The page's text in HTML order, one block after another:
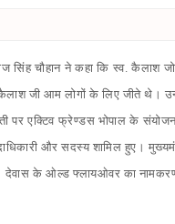
सिंह चौहान ने कहा कि स्व.
जी आम लोगों के लिए जीते थे।
पर एक्टिव फ्रेण्डस भोपाल के
और सदस्य शामिल हुए।
देवास के ओल्ड फ्लायओवर का